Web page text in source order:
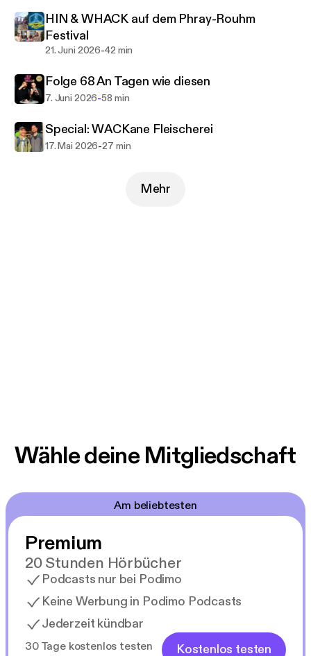
HIN & WHACK auf dem Phray-Rouhm
Festival
21. Juni 2026-42 min
Folge 68 An Tagen wie diesen
7. Juni 2026-58 min
Special: WACKane Fleischerei
17. Mai 2026-27 min
Mehr
Wähle deine Mitgliedschaft
Am beliebtesten
Premium
20 Stunden Hörbücher
Podcasts nur bei Podimo
Keine Werbung in Podimo Podcasts
Jederzeit kündbar
30 Tage kostenlos testen
Kostenlos testen